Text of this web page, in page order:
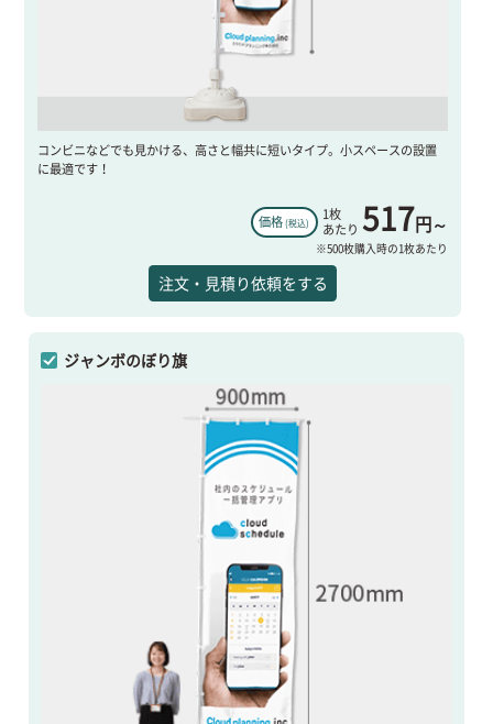
コンビニなどでも見かける、高さと幅共に短いタイプ。小スペースの設置
に最適です！
価格(税込)
1枚
あたり 517円～
※500枚購入時の1枚あたり
注文・見積り依頼をする
ジャンボのぼり旗